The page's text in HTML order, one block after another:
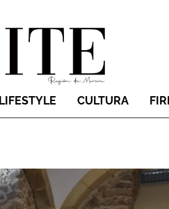
LIFESTYLE CULTURA